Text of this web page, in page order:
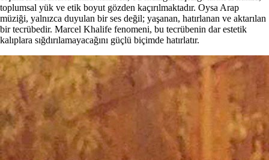
toplumsal yük ve etik boyut gözden kaçırılmaktadır. Oysa Arap
müziği, yalnızca duyulan bir ses değil; yaşanan, hatırlanan ve aktarılan
bir tecrübedir. Marcel Khalife fenomeni, bu tecrübenin dar estetik
kalıplara sığdırılamayacağını güçlü biçimde hatırlatır.